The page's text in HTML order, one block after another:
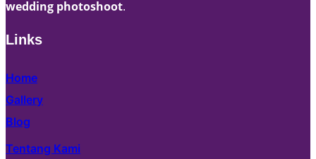
wedding photoshoot.
Links
Home
Gallery
Blog
Tentang Kami